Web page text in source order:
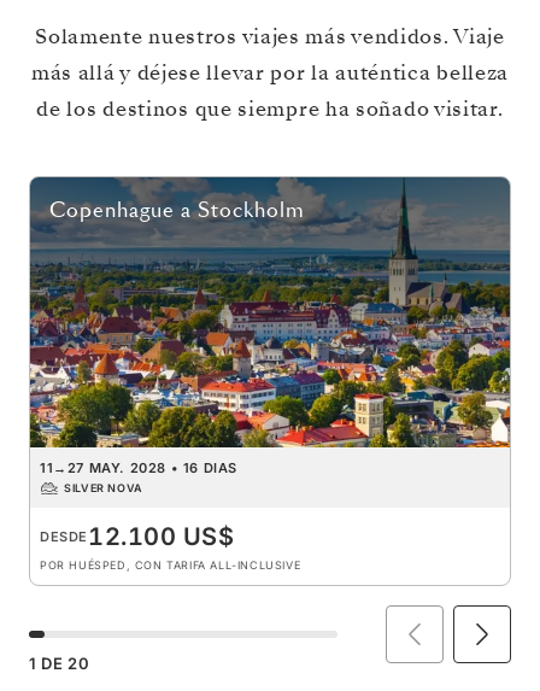
Solamente nuestros viajes más vendidos. Viaje
más allá y déjese llevar por la auténtica belleza
de los destinos que siempre ha soñado visitar.
Copenhague a Stockholm
11 → 27 MAY. 2028 • 16 DIAS
SILVER NOVA
DESDE 12.100 US$
POR HUÉSPED, CON TARIFA ALL-INCLUSIVE
1 DE 20